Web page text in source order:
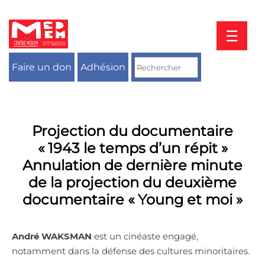
contenu
☰
Faire un don Adhésion
Projection du documentaire
« 1943 le temps d’un répit »
Annulation de dernière minute
de la projection du deuxième
documentaire « Young et moi »
André WAKSMAN est un cinéaste engagé,
notamment dans la défense des cultures minoritaires.